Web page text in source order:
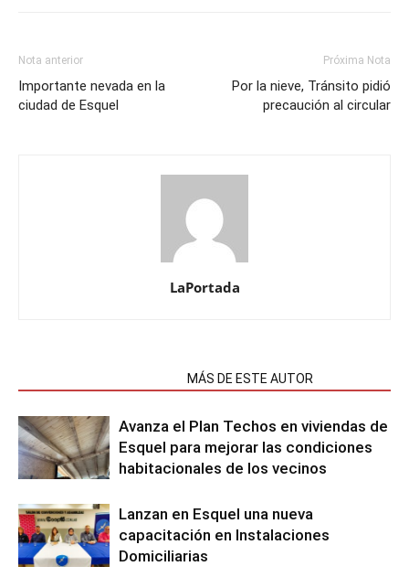
Nota anterior
Importante nevada en la
ciudad de Esquel
Próxima Nota
Por la nieve, Tránsito pidió
precaución al circular
LaPortada
MÁS DE ESTE AUTOR
Avanza el Plan Techos en viviendas de
Esquel para mejorar las condiciones
habitacionales de los vecinos
Lanzan en Esquel una nueva
capacitación en Instalaciones
Domiciliarias